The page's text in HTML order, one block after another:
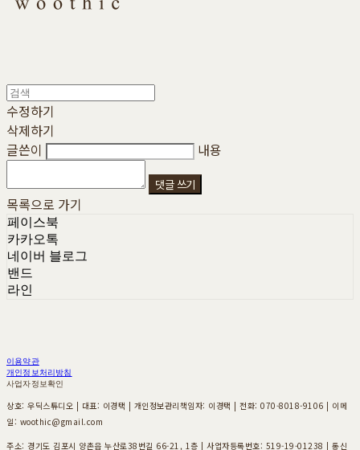
수정하기
삭제하기
글쓴이
내용
댓글 쓰기
목록으로 가기
페이스북
카카오톡
네이버 블로그
밴드
라인
이용약관
개인정보처리방침
사업자정보확인
상호: 우딕스튜디오 | 대표: 이경택 | 개인정보관리책임자: 이경택 | 전화: 070-8018-9106 | 이메
일: woothic@gmail.com
주소: 경기도 김포시 양촌읍 누산로38번길 66-21, 1층 | 사업자등록번호: 519-19-01238 | 통신